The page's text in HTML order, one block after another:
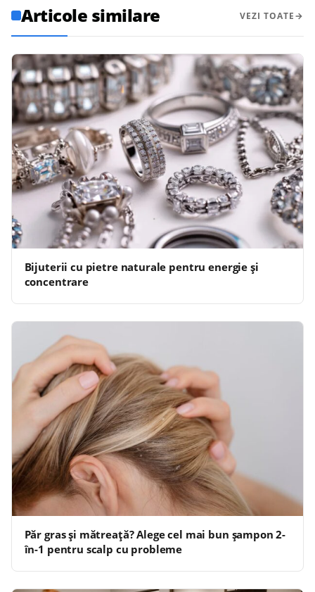
Articole similare VEZI TOATE
Bijuterii cu pietre naturale pentru energie și
concentrare
Păr gras și mătreață? Alege cel mai bun șampon 2-
în-1 pentru scalp cu probleme